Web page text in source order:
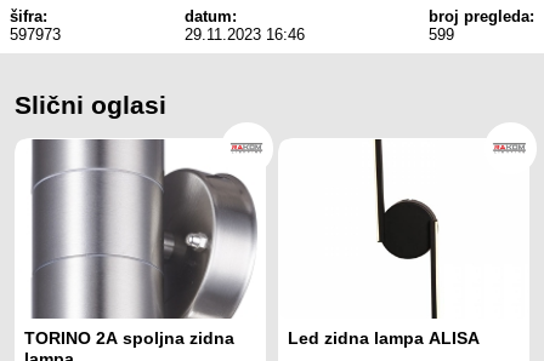
šifra:
597973
datum:
29.11.2023 16:46
broj pregleda:
599
Slični oglasi
TORINO 2A spoljna zidna
Led zidna lampa ALISA